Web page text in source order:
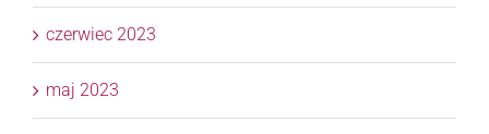
czerwiec 2023
maj 2023